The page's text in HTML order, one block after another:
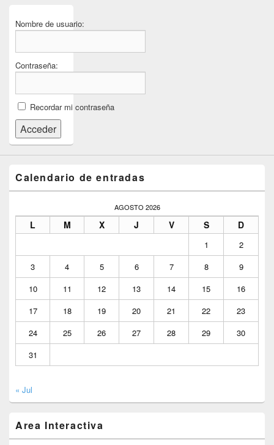
Nombre de usuario:
Contraseña:
Recordar mi contraseña
Acceder
Calendario de entradas
AGOSTO 2026
L M X J V S D
1
2
3
4 5 6 7 8
9
10
11 12 13 14 15
16
17
18 19 20 21 22
23
24
25 26 27 28 29
30
31
« Jul
Area Interactiva